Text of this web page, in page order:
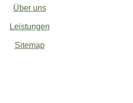
Über uns
Leistungen
Sitemap